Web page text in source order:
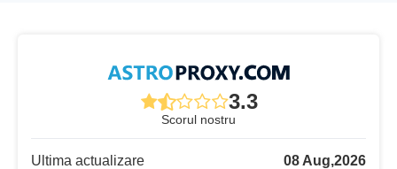
3.3
Scorul nostru
Ultima actualizare 08 Aug,2026